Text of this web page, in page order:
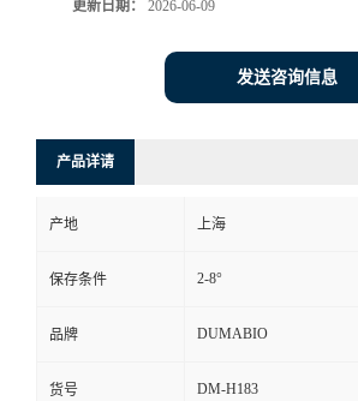
方
更新日期： 2026-06-09
发送咨询信息
产品详请
产地 上海
保存条件 2-8°
品牌 DUMABIO
货号 DM-H183